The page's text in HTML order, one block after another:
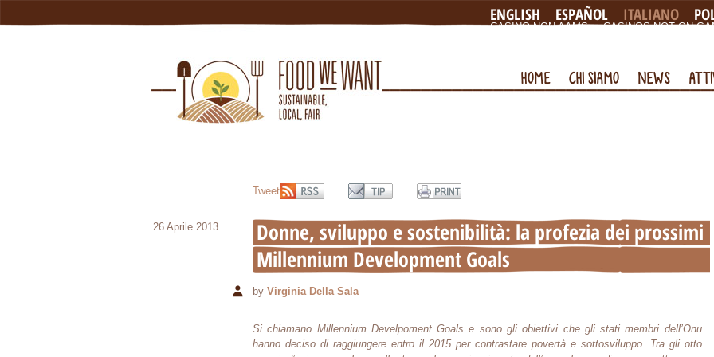
ENGLISH ESPAÑOL ITALIANO
CASINO NON AAMS
CASINOS NOT ON
HOME CHI SIAMO NEWS
Tweet
26 Aprile 2013
Donne, sviluppo e sostenibilità: la profezia dei prossimi
Millennium Development Goals
by Virginia Della Sala
Si chiamano Millennium Develpoment Goals e sono gli obiettivi che gli stati membri dell’Onu
hanno deciso di raggiungere entro il 2015 per contrastare povertà e sottosviluppo. Tra gli otto